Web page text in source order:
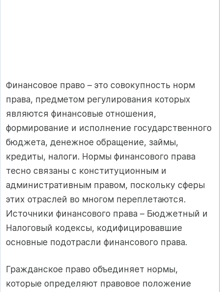
Финансовое право – это совокупность норм
права, предметом регулирования которых
являются финансовые отношения,
формирование и исполнение государственного
бюджета, денежное обращение, займы,
кредиты, налоги. Нормы финансового права
тесно связаны с конституционным и
административным правом, поскольку сферы
этих отраслей во многом переплетаются.
Источники финансового права – Бюджетный и
Налоговый кодексы, кодифицировавшие
основные подотрасли финансового права.
Гражданское право объединяет нормы,
которые определяют правовое положение